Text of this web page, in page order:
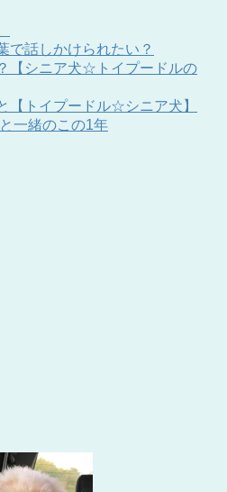
で話しかけられたい？
【シニア犬☆トイプードルの
【トイプードル☆シニア犬】
一緒のこの1年